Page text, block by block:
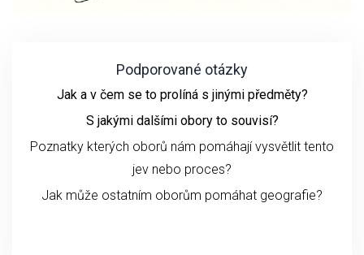
Podporované otázky
Jak a v čem se to prolíná s jinými předměty?
S jakými dalšími obory to souvisí?
Poznatky kterých oborů nám pomáhají vysvětlit tento
jev nebo proces?
Jak může ostatním oborům pomáhat geografie?